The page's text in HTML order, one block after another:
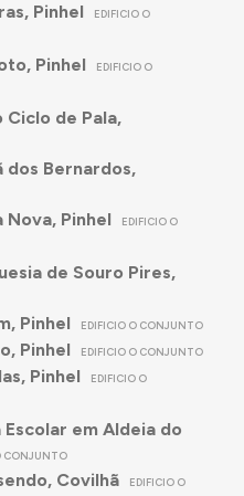
Pinhel EDIFICIO O
Pinhel EDIFICIO O
Ciclo de Pala,
dos Bernardos,
Nova, Pinhel EDIFICIO O
de Souro Pires,
Pinhel EDIFICIO O CONJUNTO
Pinhel EDIFICIO O CONJUNTO
Pinhel EDIFICIO O
em Aldeia do
CONJUNTO
Covilhã EDIFICIO O